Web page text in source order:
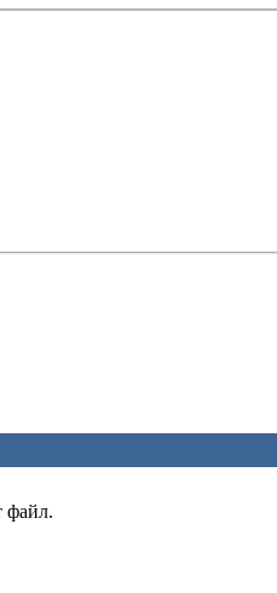
файл.